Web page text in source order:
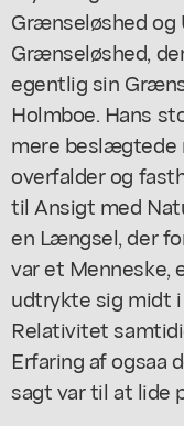
Grænseløshed og
Grænseløshed,
egentlig sin
Holmboe. Hans
mere beslægtede
overfalder og
til Ansigt med
en Længsel, der
var et Menneske,
udtrykte sig midt
Relativitet
Erfaring af ogsaa
sagt var til at lide